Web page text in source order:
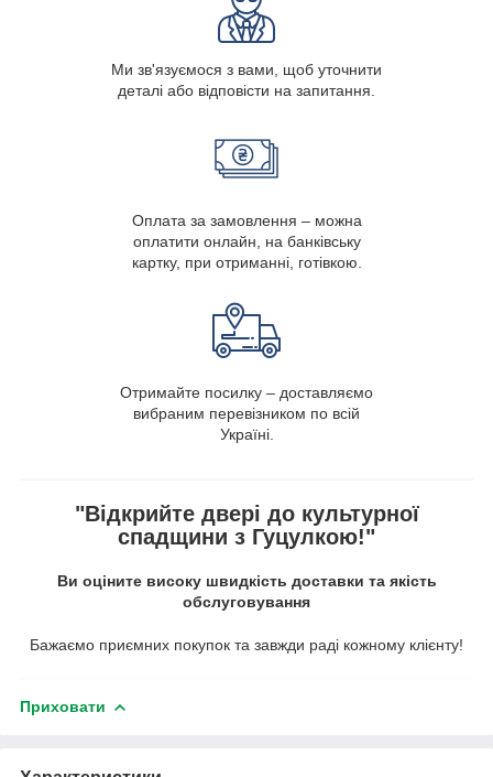
Ми зв'язуємося з вами, щоб уточнити
деталі або відповісти на запитання.
Оплата за замовлення – можна
оплатити онлайн, на банківську
картку, при отриманні, готівкою.
Отримайте посилку – доставляємо
вибраним перевізником по всій
Україні.
"Відкрийте двері до культурної
спадщини з Гуцулкою!"
Ви оціните високу швидкість доставки та якість
обслуговування
Бажаємо приємних покупок та завжди раді кожному клієнту!
Приховати